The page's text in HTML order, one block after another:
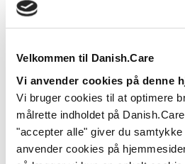
Velkommen til Danish.Care
Vi anvender cookies på denne
Vi bruger cookies til at optimere
målrette indholdet på
"accepter alle" giver du
anvender cookies på
Læs mere